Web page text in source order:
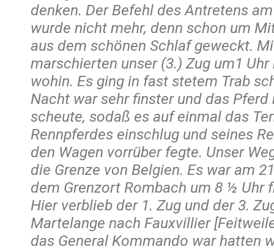
denken. Der Befehl des Antretens
wurde nicht mehr, denn schon um
aus dem schönen Schlaf geweckt.
marschierten unser (3.) Zug um1
wohin. Es ging in fast stetem Trab
Nacht war sehr finster und das Pferd
scheute, sodaß es auf einmal das
Rennpferdes einschlug und seines
den Wagen vorrüber fegte. Unser
die Grenze von Belgien. Es war am
dem Grenzort Rombach um 8 ½ Uhr
Hier verblieb der 1. Zug und der 3.
Martelange nach Fauxvillier
das General Kommando war hatten